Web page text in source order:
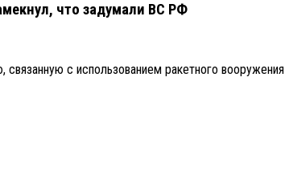
что задумали ВС РФ
с использованием ракетного